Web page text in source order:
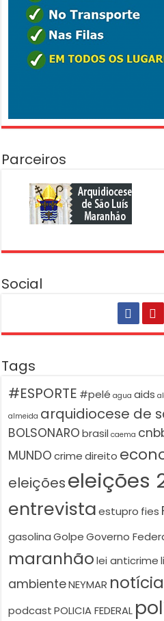
Parceiros
Social
Tags
#ESPORTE #pelé agua aids
almeida arquidiocese de
BOLSONARO brasil caema
MUNDO crime direito
eleiçõeseleições
entrevista estupro fies
gasolina Golpe Governo
maranhão lei anticrime
ambienteNEYMAR
podcast POLICIA FEDERAL